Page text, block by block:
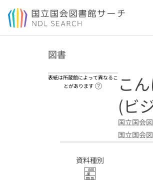
本文へ移動
図書
表紙は所蔵館によって異なるこ
とがあります
ヘルプペー
こ
(ビ
国立国会
国立国会
資料種別